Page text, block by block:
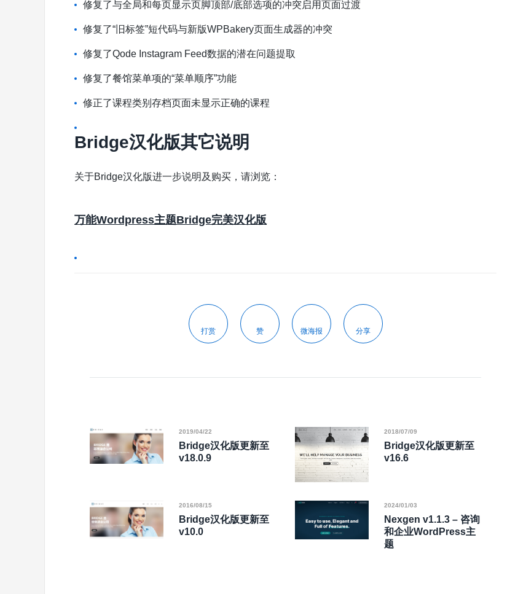
修复了与全局和每页显示页脚顶部/底部选项的冲突启用页面过渡
修复了“旧标签”短代码与新版WPBakery页面生成器的冲突
修复了Qode Instagram Feed数据的潜在问题提取
修复了餐馆菜单项的“菜单顺序”功能
修正了课程类别存档页面未显示正确的课程
Bridge汉化版其它说明
关于Bridge汉化版进一步说明及购买，请浏览：
万能Wordpress主题Bridge完美汉化版
打赏 赞 微海报 分享
2019/04/22
Bridge汉化版更新至
v18.0.9
2018/07/09
Bridge汉化版更新至
v16.6
2016/08/15
Bridge汉化版更新至
v10.0
2024/01/03
Nexgen v1.1.3 – 咨询
和企业WordPress主
题